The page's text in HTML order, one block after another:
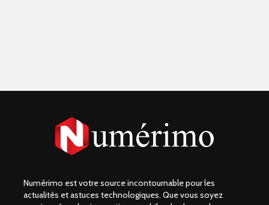
Numérimo est votre source incontournable pour les
actualités et astuces technologiques. Que vous soyez